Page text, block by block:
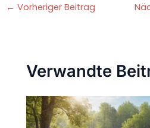
← Vorheriger Beitrag
Verwandte